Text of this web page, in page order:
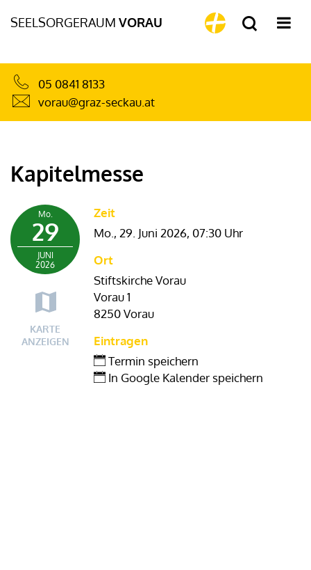
SEELSORGERAUM VORAU
05 0841 8133
vorau@graz-seckau.at
Kapitelmesse
Mo.
29
JUNI
2026
KARTE
ANZEIGEN
Zeit
Mo., 29. Juni 2026, 07:30 Uhr
Ort
Stiftskirche Vorau
Vorau 1
8250 Vorau
Eintragen
Termin speichern
In Google Kalender speichern